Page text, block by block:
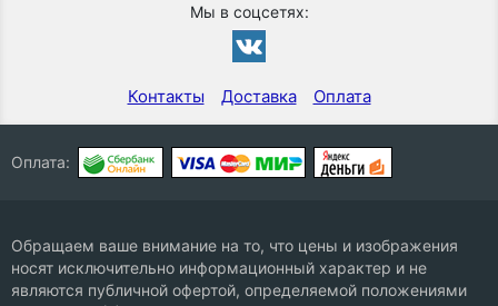
Мы в соцсетях:
Контакты Доставка Оплата
Оплата:
Обращаем ваше внимание на то, что цены и изображения
носят исключительно информационный характер и не
являются публичной офертой, определяемой положениями